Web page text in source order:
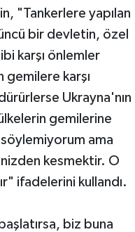
"Tankerlere yapılan
bir devletin, özel
karşı önlemler
gemilere karşı
Ukrayna'nın
gemilerine
söylemiyorum ama
kesmektir. O
ifadelerini kullandı.
biz buna